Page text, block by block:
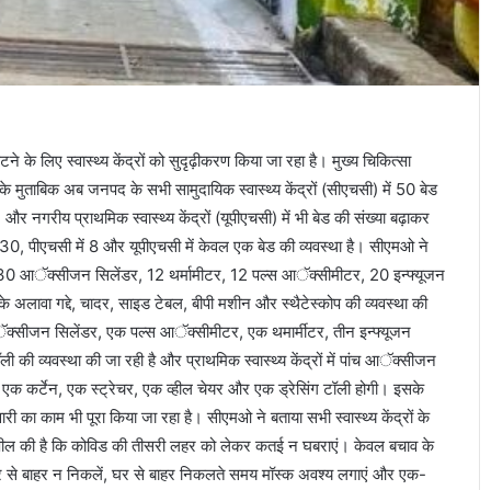
के लिए स्वास्थ्य केंद्रों को सुदृढ़ीकरण किया जा रहा है। मुख्य चिकित्सा
मुताबिक अब जनपद के सभी सामुदायिक स्वास्थ्य केंद्रों (सीएचसी) में 50 बेड
नगरीय प्राथमिक स्वास्थ्य केंद्रों (यूपीएचसी) में भी बेड की संख्या बढ़ाकर
पीएचसी में 8 और यूपीएचसी में केवल एक बेड की व्यवस्था है। सीएमओ ने
30 आॅक्सीजन सिलेंडर, 12 थर्मामीटर, 12 पल्स आॅक्सीमीटर, 20 इन्फ्यूजन
गद्दे, चादर, साइड टेबल, बीपी मशीन और स्थैटेस्कोप की व्यवस्था की
सिलेंडर, एक पल्स आॅक्सीमीटर, एक थमार्मीटर, तीन इन्फ्यूजन
व्यवस्था की जा रही है और प्राथमिक स्वास्थ्य केंद्रों में पांच आॅक्सीजन
कर्टेन, एक स्ट्रेचर, एक व्हील चेयर और एक ड्रेसिंग टॉली होगी। इसके
का काम भी पूरा किया जा रहा है। सीएमओ ने बताया सभी स्वास्थ्य केंद्रों के
की है कि कोविड की तीसरी लहर को लेकर कतई न घबराएं। केवल बचाव के
से बाहर न निकलें, घर से बाहर निकलते समय मॉस्क अवश्य लगाएं और एक-